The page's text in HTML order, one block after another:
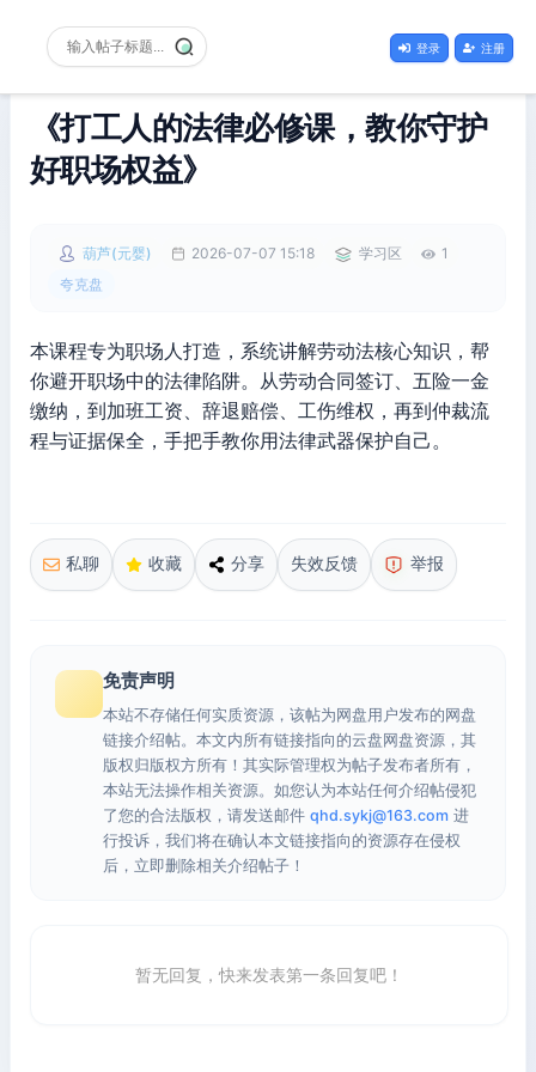
登录 注册
《打工人的法律必修课，教你守护
好职场权益》
葫芦(元婴) 2026-07-07 15:18 学习区
1
夸克盘
本课程专为职场人打造，系统讲解劳动法核心知识，帮
你避开职场中的法律陷阱。从劳动合同签订、五险一金
缴纳，到加班工资、辞退赔偿、工伤维权，再到仲裁流
程与证据保全，手把手教你用法律武器保护自己。
私聊 收藏 分享 失效反馈 举报
免责声明
本站不存储任何实质资源，该帖为网盘用户发布的网盘
链接介绍帖。本文内所有链接指向的云盘网盘资源，其
版权归版权方所有！其实际管理权为帖子发布者所有，
本站无法操作相关资源。如您认为本站任何介绍帖侵犯
了您的合法版权，请发送邮件 qhd.sykj@163.com 进
行投诉，我们将在确认本文链接指向的资源存在侵权
后，立即删除相关介绍帖子！
暂无回复，快来发表第一条回复吧！